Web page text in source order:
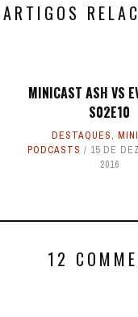
ARTIGOS
MINICAST ASH VS
S02E10
DESTAQUES,
PODCASTS
15 DE
2016
12